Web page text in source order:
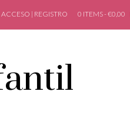
ACCESO | REGISTRO 0 ITEMS - €0,00